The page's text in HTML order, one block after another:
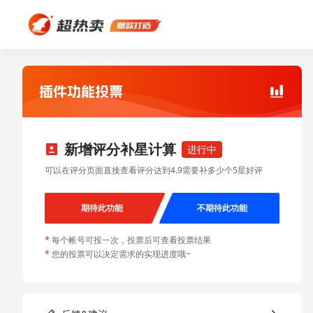
新增评分补星计算 进行中
可以在评分页面直接查看评分达到4.9需要补多少个5星好评
期待此功能 不期待此功能
* 每个帐号可投一次，投票后可查看投票结果
* 您的投票可以决定需求的实现进度哦~